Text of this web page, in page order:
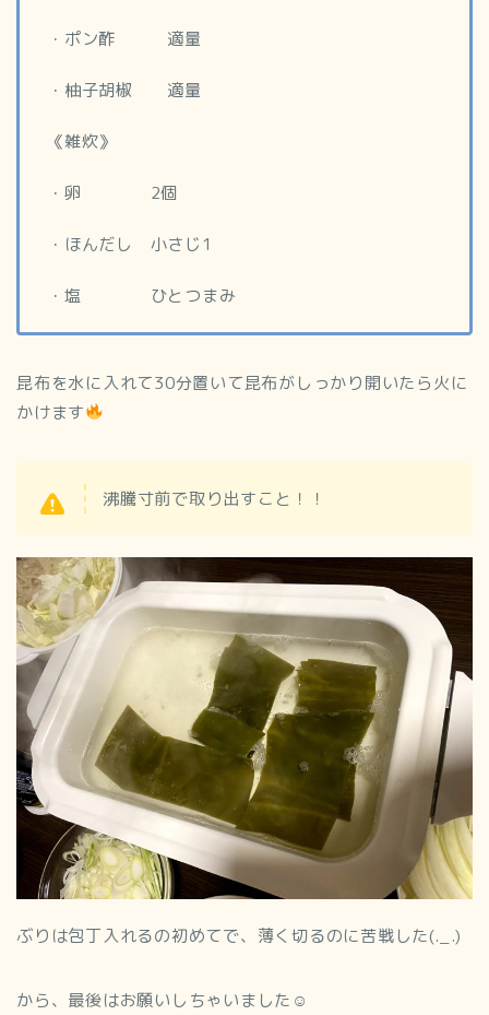
・ポン酢 適量
・柚子胡椒 適量
《雑炊》
・卵 2個
・ほんだし 小さじ1
・塩 ひとつまみ
昆布を水に入れて30分置いて昆布がしっかり開いたら火に
かけます
沸騰寸前で取り出すこと！！
ぶりは包丁入れるの初めてで、薄く切るのに苦戦した(._.)
から、最後はお願いしちゃいました☺